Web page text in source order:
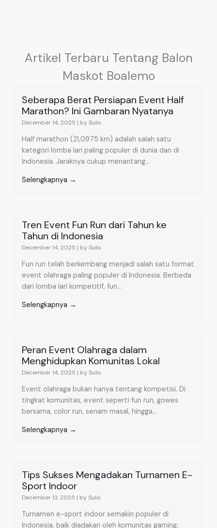
Artikel Terbaru Tentang Balon
Maskot Boalemo
Seberapa Berat Persiapan Event Half
Marathon? Ini Gambaran Nyatanya
December 14, 2025 | by Sulis
Half marathon (21,0975 km) adalah salah satu
kategori lomba lari paling populer di dunia dan di
Indonesia. Jaraknya cukup menantang...
Selengkapnya →
Tren Event Fun Run dari Tahun ke
Tahun di Indonesia
December 14, 2025 | by Sulis
Fun run telah berkembang menjadi salah satu format
event olahraga paling populer di Indonesia. Berbeda
dari lomba lari kompetitif, fun...
Selengkapnya →
Peran Event Olahraga dalam
Menghidupkan Komunitas Lokal
December 14, 2025 | by Sulis
Event olahraga bukan hanya tentang kompetisi. Di
tingkat komunitas, event seperti fun run, gowes
bersama, color run, senam masal, hingga...
Selengkapnya →
Tips Sukses Mengadakan Turnamen E-
Sport Indoor
December 13, 2025 | by Sulis
Turnamen e-sport indoor semakin populer di
Indonesia, baik diadakan oleh komunitas gaming,